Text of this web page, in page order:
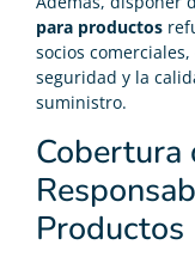
para productos
socios
seguridad y la
suministro.
Cobertura
Productos